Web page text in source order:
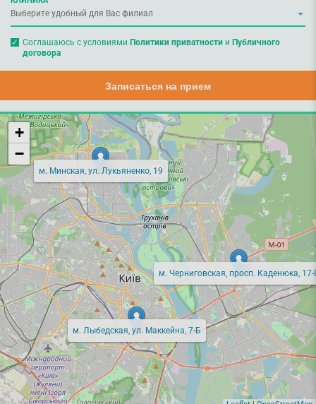
Соглашаюсь с условиями Политики приватностии Публичного
договора
Записаться на прием
м. Минская, ул. Лукьяненко, 19
м. Лыбедская, ул. Маккейна, 7-Б
м. Черниговская, просп. Каденюка, 17-
+
−